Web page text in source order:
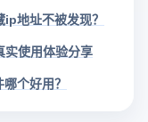
地址不被发现？
使用体验分享
个好用？